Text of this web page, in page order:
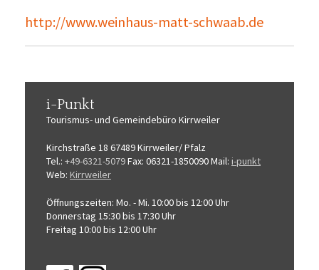
http://www.weinhaus-matt-schwaab.de
i-Punkt
Tourismus-und Gemeindebüro Kirrweiler
Kirchstraße 18 67489 Kirrweiler/ Pfalz
Tel.: +49-6321-5079Fax: 06321-1850090Mail: i-punkt
Web: Kirrweiler
Öffnungszeiten: Mo. - Mi. 10:00 bis 12:00 Uhr
Donnerstag 15:30 bis 17:30 Uhr
Freitag 10:00 bis 12:00 Uhr